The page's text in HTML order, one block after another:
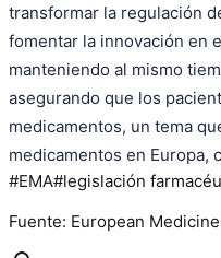
transformar la regulación
fomentar la innovación en
manteniendo al mismo
asegurando que los
medicamentos, un tema
medicamentos en Europa,
#EMA#legislación
Fuente: European